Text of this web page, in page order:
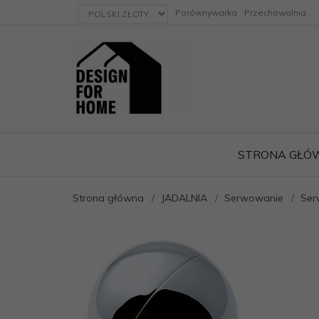
currency_h Porównywarka Przechowalnia
STRONA
Strona główna JADALNIA Serwowanie